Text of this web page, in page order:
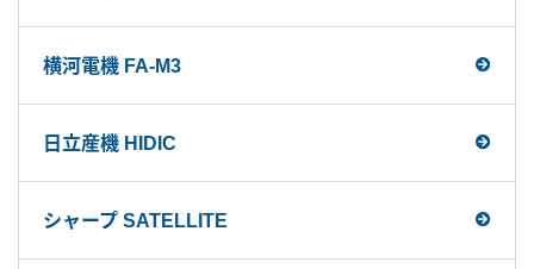
横河電機 FA-M3
日立産機 HIDIC
シャープ SATELLITE